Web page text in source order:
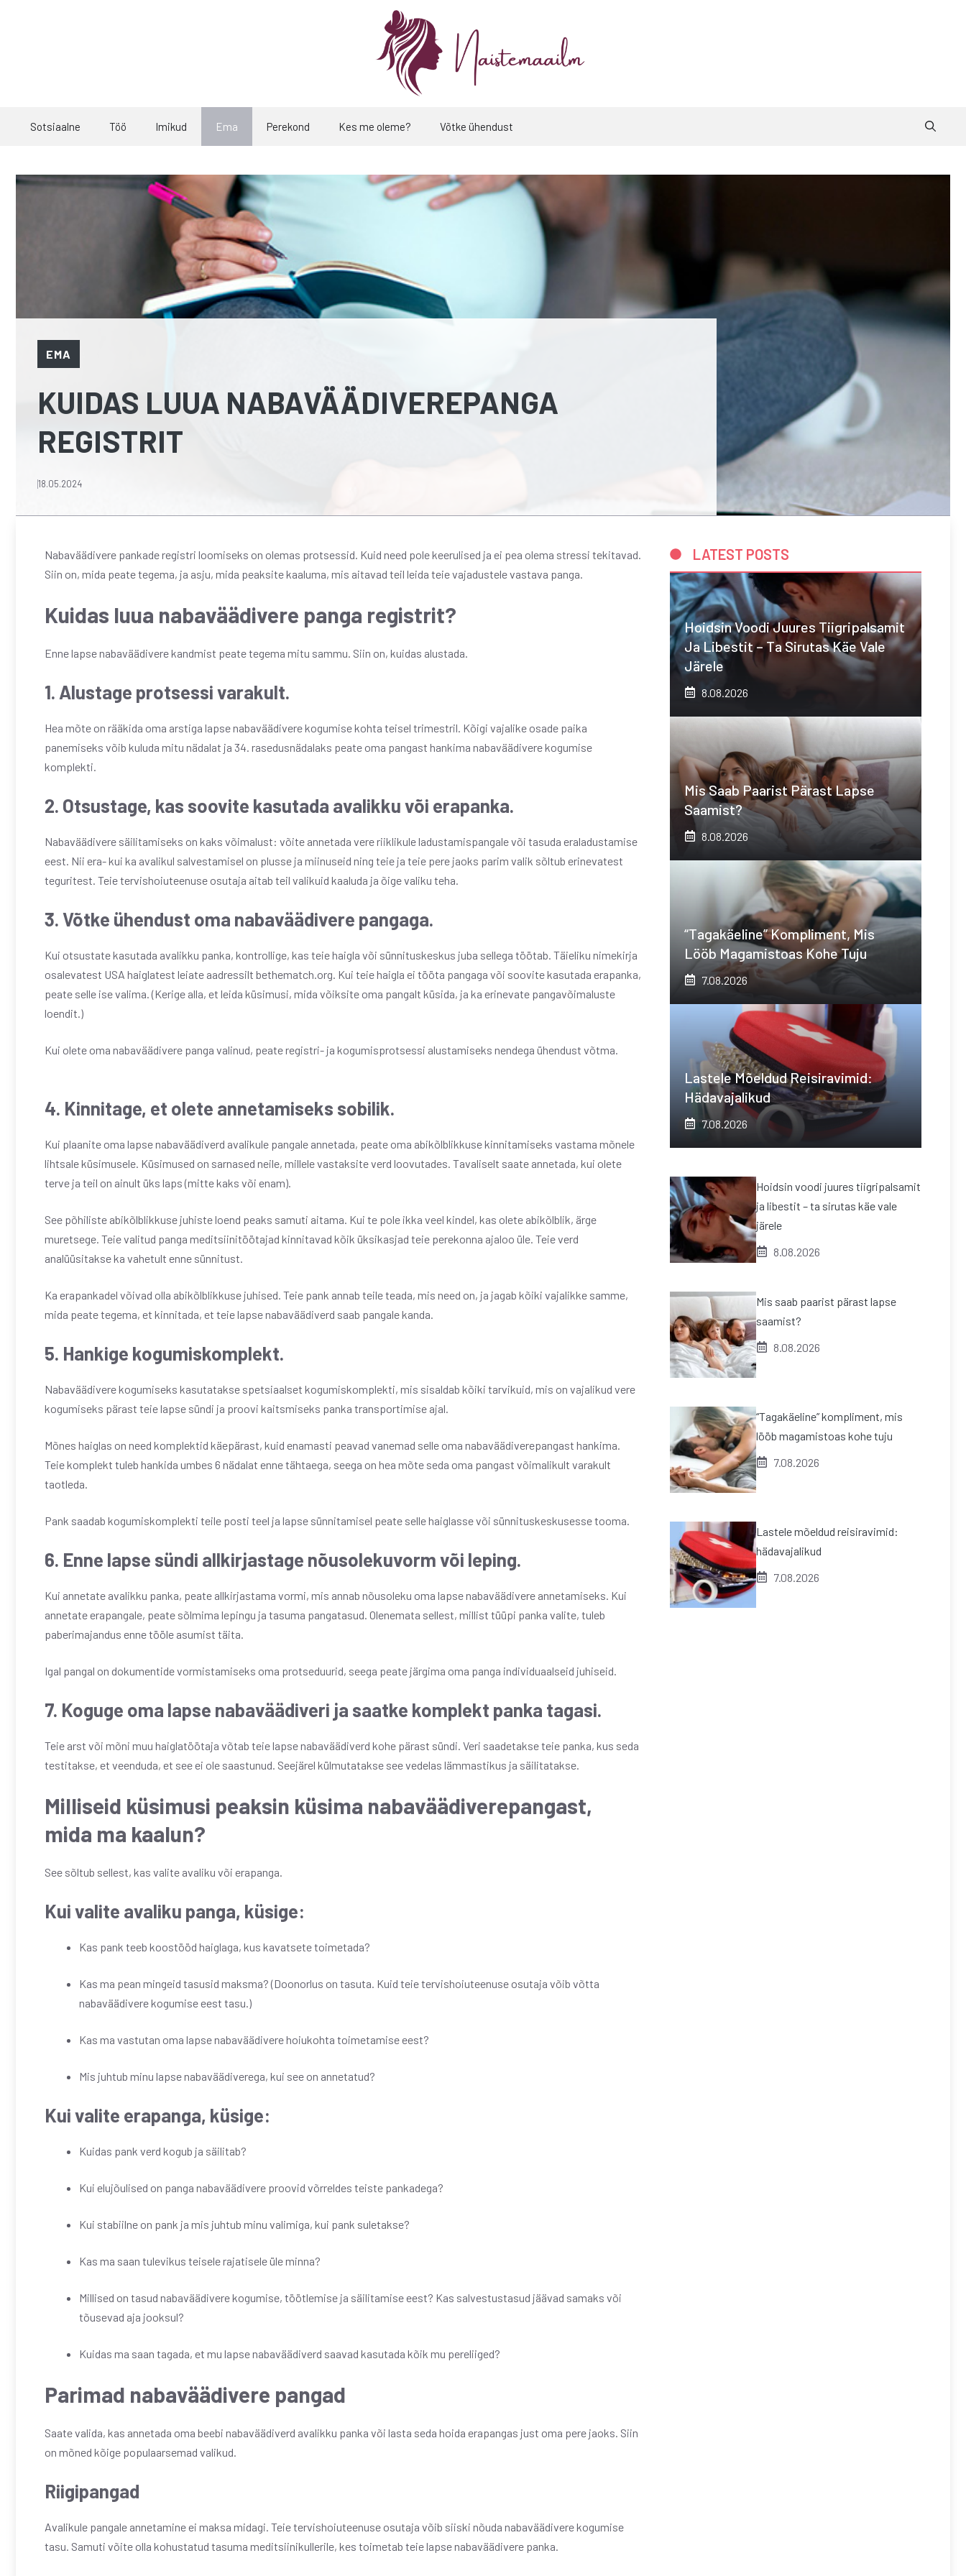
Sotsiaalne Töö Imikud Ema Perekond Kes me oleme? Võtke ühendust
EMA
KUIDAS LUUA NABAVÄÄDIVEREPANGA
REGISTRIT
18.05.2024
Nabaväädivere pankade registri loomiseks on olemas protsessid. Kuid need pole keerulised ja ei pea olema stressi tekitavad.
Siin on, mida peate tegema, ja asju, mida peaksite kaaluma, mis aitavad teil leida teie vajadustele vastava panga.
Kuidas luua nabaväädivere panga registrit?
Enne lapse nabaväädivere kandmist peate tegema mitu sammu. Siin on, kuidas alustada.
1. Alustage protsessi varakult.
Hea mõte on rääkida oma arstiga lapse nabaväädivere kogumise kohta teisel trimestril. Kõigi vajalike osade paika
panemiseks võib kuluda mitu nädalat ja 34. rasedusnädalaks peate oma pangast hankima nabaväädivere kogumise
komplekti.
2. Otsustage, kas soovite kasutada avalikku või erapanka.
Nabaväädivere säilitamiseks on kaks võimalust: võite annetada vere riiklikule ladustamispangale või tasuda eraladustamise
eest. Nii era- kui ka avalikul salvestamisel on plusse ja miinuseid ning teie ja teie pere jaoks parim valik sõltub erinevatest
teguritest. Teie tervishoiuteenuse osutaja aitab teil valikuid kaaluda ja õige valiku teha.
3. Võtke ühendust oma nabaväädivere pangaga.
Kui otsustate kasutada avalikku panka, kontrollige, kas teie haigla või sünnituskeskus juba sellega töötab. Täieliku nimekirja
osalevatest USA haiglatest leiate aadressilt bethematch.org. Kui teie haigla ei tööta pangaga või soovite kasutada erapanka,
peate selle ise valima. (Kerige alla, et leida küsimusi, mida võiksite oma pangalt küsida, ja ka erinevate pangavõimaluste
loendit.)
Kui olete oma nabaväädivere panga valinud, peate registri- ja kogumisprotsessi alustamiseks nendega ühendust võtma.
4. Kinnitage, et olete annetamiseks sobilik.
Kui plaanite oma lapse nabaväädiverd avalikule pangale annetada, peate oma abikõlblikkuse kinnitamiseks vastama mõnele
lihtsale küsimusele. Küsimused on sarnased neile, millele vastaksite verd loovutades. Tavaliselt saate annetada, kui olete
terve ja teil on ainult üks laps (mitte kaks või enam).
See põhiliste abikõlblikkuse juhiste loend peaks samuti aitama. Kui te pole ikka veel kindel, kas olete abikõlblik, ärge
muretsege. Teie valitud panga meditsiinitöötajad kinnitavad kõik üksikasjad teie perekonna ajaloo üle. Teie verd
analüüsitakse ka vahetult enne sünnitust.
Ka erapankadel võivad olla abikõlblikkuse juhised. Teie pank annab teile teada, mis need on, ja jagab kõiki vajalikke samme,
mida peate tegema, et kinnitada, et teie lapse nabaväädiverd saab pangale kanda.
5. Hankige kogumiskomplekt.
Nabaväädivere kogumiseks kasutatakse spetsiaalset kogumiskomplekti, mis sisaldab kõiki tarvikuid, mis on vajalikud vere
kogumiseks pärast teie lapse sündi ja proovi kaitsmiseks panka transportimise ajal.
Mõnes haiglas on need komplektid käepärast, kuid enamasti peavad vanemad selle oma nabaväädiverepangast hankima.
Teie komplekt tuleb hankida umbes 6 nädalat enne tähtaega, seega on hea mõte seda oma pangast võimalikult varakult
taotleda.
Pank saadab kogumiskomplekti teile posti teel ja lapse sünnitamisel peate selle haiglasse või sünnituskeskusesse tooma.
6. Enne lapse sündi allkirjastage nõusolekuvorm või leping.
Kui annetate avalikku panka, peate allkirjastama vormi, mis annab nõusoleku oma lapse nabaväädivere annetamiseks. Kui
annetate erapangale, peate sõlmima lepingu ja tasuma pangatasud. Olenemata sellest, millist tüüpi panka valite, tuleb
paberimajandus enne tööle asumist täita.
Igal pangal on dokumentide vormistamiseks oma protseduurid, seega peate järgima oma panga individuaalseid juhiseid.
7. Koguge oma lapse nabaväädiveri ja saatke komplekt panka tagasi.
Teie arst või mõni muu haiglatöötaja võtab teie lapse nabaväädiverd kohe pärast sündi. Veri saadetakse teie panka, kus seda
testitakse, et veenduda, et see ei ole saastunud. Seejärel külmutatakse see vedelas lämmastikus ja säilitatakse.
Milliseid küsimusi peaksin küsima nabaväädiverepangast,
mida ma kaalun?
See sõltub sellest, kas valite avaliku või erapanga.
Kui valite avaliku panga, küsige:
Kas pank teeb koostööd haiglaga, kus kavatsete toimetada?
Kas ma pean mingeid tasusid maksma? (Doonorlus on tasuta. Kuid teie tervishoiuteenuse osutaja võib võtta
nabaväädivere kogumise eest tasu.)
Kas ma vastutan oma lapse nabaväädivere hoiukohta toimetamise eest?
Mis juhtub minu lapse nabaväädiverega, kui see on annetatud?
Kui valite erapanga, küsige:
Kuidas pank verd kogub ja säilitab?
Kui elujõulised on panga nabaväädivere proovid võrreldes teiste pankadega?
Kui stabiilne on pank ja mis juhtub minu valimiga, kui pank suletakse?
Kas ma saan tulevikus teisele rajatisele üle minna?
Millised on tasud nabaväädivere kogumise, töötlemise ja säilitamise eest? Kas salvestustasud jäävad samaks või
tõusevad aja jooksul?
Kuidas ma saan tagada, et mu lapse nabaväädiverd saavad kasutada kõik mu pereliiged?
Parimad nabaväädivere pangad
Saate valida, kas annetada oma beebi nabaväädiverd avalikku panka või lasta seda hoida erapangas just oma pere jaoks. Siin
on mõned kõige populaarsemad valikud.
Riigipangad
Avalikule pangale annetamine ei maksa midagi. Teie tervishoiuteenuse osutaja võib siiski nõuda nabaväädivere kogumise
tasu. Samuti võite olla kohustatud tasuma meditsiinikullerile, kes toimetab teie lapse nabaväädivere panka.
LATEST POSTS
Hoidsin Voodi Juures Tiigripalsamit
Ja Libestit – Ta Sirutas Käe Vale
Järele
8.08.2026
Mis Saab Paarist Pärast Lapse
Saamist?
8.08.2026
“Tagakäeline” Kompliment, Mis
Lööb Magamistoas Kohe Tuju
7.08.2026
Lastele Mõeldud Reisiravimid:
Hädavajalikud
7.08.2026
Hoidsin voodi juures tiigripalsamit
ja libestit – ta sirutas käe vale
järele
8.08.2026
Mis saab paarist pärast lapse
saamist?
8.08.2026
“Tagakäeline” kompliment, mis
lööb magamistoas kohe tuju
7.08.2026
Lastele mõeldud reisiravimid:
hädavajalikud
7.08.2026